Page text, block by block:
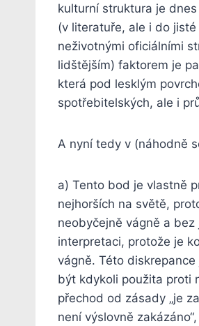
kulturní struktura je
(v literatuře, ale i do
neživotnými oficiálními
lidštějším) faktorem je
která pod lesklým
spotřebitelských, ale i
A nyní tedy v (náhodně
a) Tento bod je vlastně
nejhorších na světě,
neobyčejně vágně a
interpretaci, protože je
vágně. Této
být kdykoli použita proti
přechod od zásady „je
není výslovně